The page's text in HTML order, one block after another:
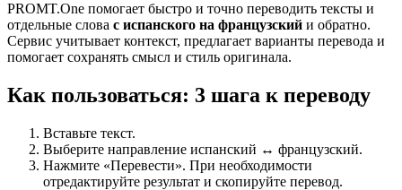
PROMT.One помогает быстро и точно переводить тексты и
отдельные слова с испанского на французский и обратно.
Сервис учитывает контекст, предлагает варианты перевода и
помогает сохранять смысл и стиль оригинала.
Как пользоваться: 3 шага к переводу
Вставьте текст.
Выберите направление испанский ↔ французский.
Нажмите «Перевести». При необходимости
отредактируйте результат и скопируйте перевод.